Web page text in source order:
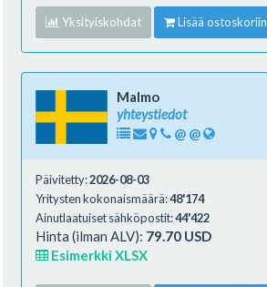
Yksityiskohdat Lisää ostoskoriin
Malmo
yhteystiedot
@ @
Päivitetty:2026-08-03
Yritysten kokonaismäärä:48'174
Ainutlaatuiset sähköpostit:44'422
Hinta (ilman ALV): 79.70 USD
Esimerkki XLSX